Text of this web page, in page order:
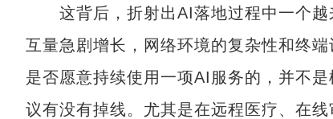
这背后，折射出AI落地过程中一个越
互量急剧增长，网络环境的复杂性和终
是否愿意持续使用一项AI服务的，并不
议有没有掉线。尤其是在远程医疗、在